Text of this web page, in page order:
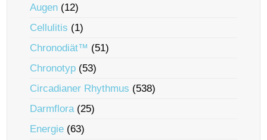
Augen (12)
Cellulitis (1)
Chronodiät™ (51)
Chronotyp (53)
Circadianer Rhythmus (538)
Darmflora(25)
Energie (63)